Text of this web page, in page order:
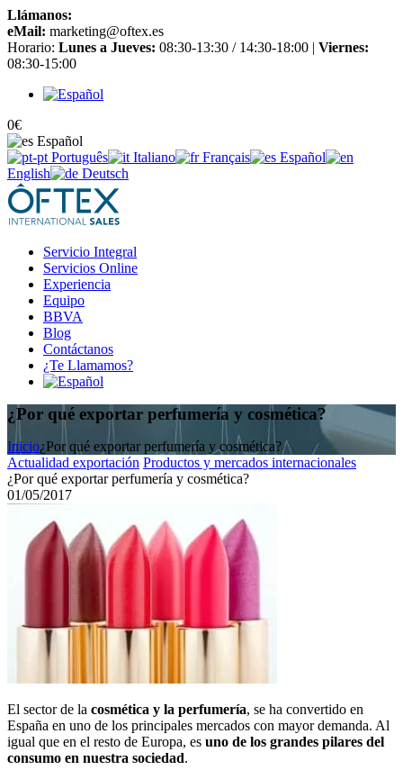
Llámanos:
eMail: marketing@oftex.es
Horario: Lunes a Jueves: 08:30-13:30 / 14:30-18:00 | Viernes:
08:30-15:00
0€
Español
Português
Italiano Français
Español
English
Deutsch
Servicio Integral
Servicios Online
Experiencia
Equipo
BBVA
Blog
Contáctanos
¿Te Llamamos?
¿Por qué exportar perfumería y cosmética?
Inicio¿Por qué exportar perfumería y cosmética?
Actualidad exportación Productos y mercados internacionales
¿Por qué exportar perfumería y cosmética?
01/05/2017
El sector de la cosmética y la perfumería, se ha convertido en
España en uno de los principales mercados con mayor demanda. Al
igual que en el resto de Europa, es uno de los grandes pilares del
consumo en nuestra sociedad.